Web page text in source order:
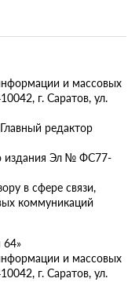
и массовых
г. Саратов, ул.
редактор
издания Эл № ФС77-
в сфере связи,
коммуникаций
и массовых
г. Саратов, ул.